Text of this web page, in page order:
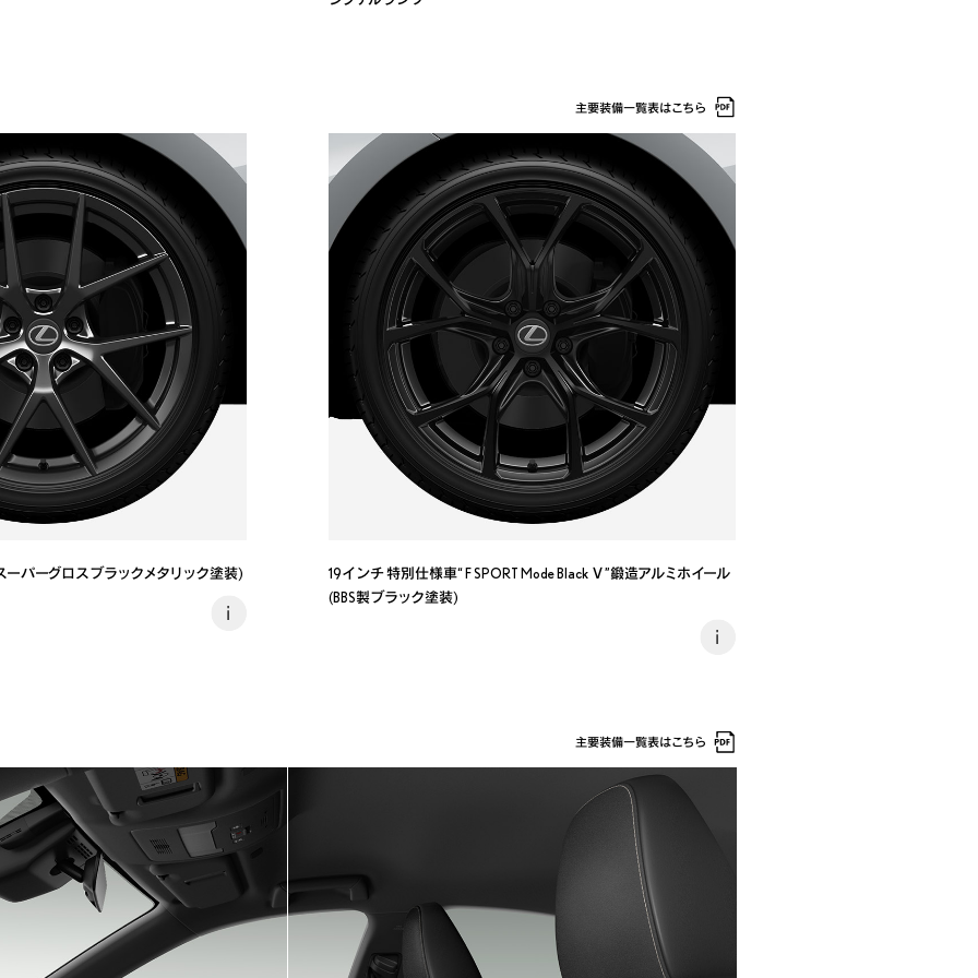
主要装備一覧表はこちら
ーパーグロスブラックメタリック塗装)
19インチ 特別仕様車“ F SPORT Mode Black Ⅴ”鍛造アルミホイール
(BBS製ブラック塗装)
主要装備一覧表はこちら